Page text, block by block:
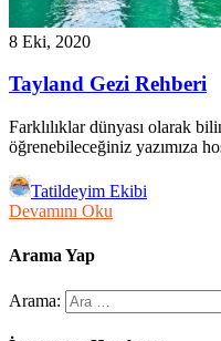
8 Eki, 2020
Tayland Gezi Rehberi
Farklılıklar dünyası olarak
öğrenebileceğiniz yazımıza
Tatildeyim Ekibi
Devamını Oku
Arama Yap
Arama: